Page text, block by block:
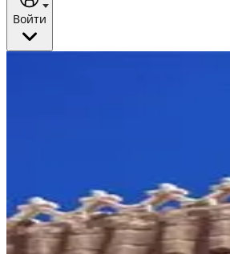
Войти